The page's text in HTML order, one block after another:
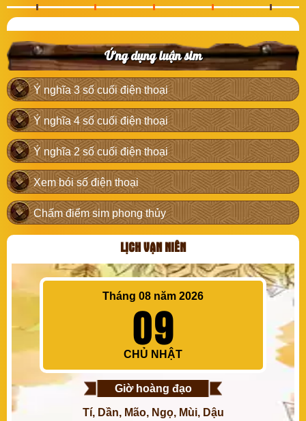
Ứng dụng luận sim
Ý nghĩa 3 số cuối điện thoại
Ý nghĩa 4 số cuối điện thoại
Ý nghĩa 2 số cuối điện thoại
Xem bói số điện thoại
Chấm điểm sim phong thủy
LỊCH VẠN NIÊN
Tháng 08 năm 2026
09
CHỦ NHẬT
Giờ hoàng đạo
Tí, Dần, Mão, Ngọ, Mùi, Dậu